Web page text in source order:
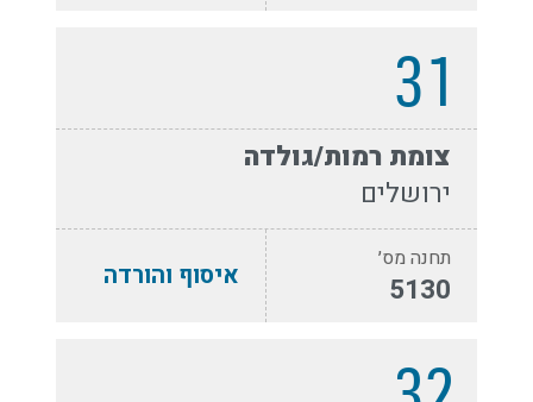
31
צומת רמות/גולדה
ירושלים
תחנה מס׳
5130 איסוף והורדה